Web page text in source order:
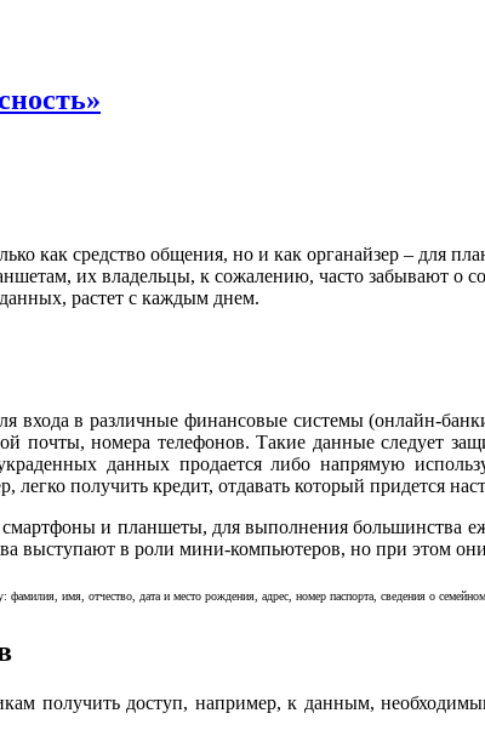
как средство общения, но и как органайзер – для
их владельцы, к сожалению, часто забывают о
растет с каждым днем.
входа в различные финансовые системы (онлайн-
почты, номера телефонов. Такие данные следует
данных продается либо напрямую
получить кредит, отдавать который придется
и планшеты, для выполнения большинства
выступают в роли мини-компьютеров, но при этом
имя, отчество, дата и место рождения, адрес, номер паспорта, сведения о
получить доступ, например, к данным,